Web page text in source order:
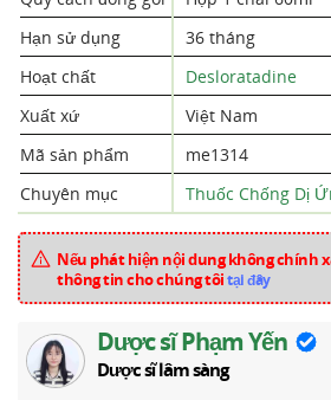
Hạn sử dụng
36 tháng
Hoạt chất
Desloratadine
Xuất xứ
Việt Nam
Mã sản phẩm
me1314
Chuyên mục
Thuốc Chống Dị
Nếu phát hiện nội dung không chính
thông tin cho chúng tôitại đây
Dược sĩ Phạm Yến
Dược sĩ lâm sàng